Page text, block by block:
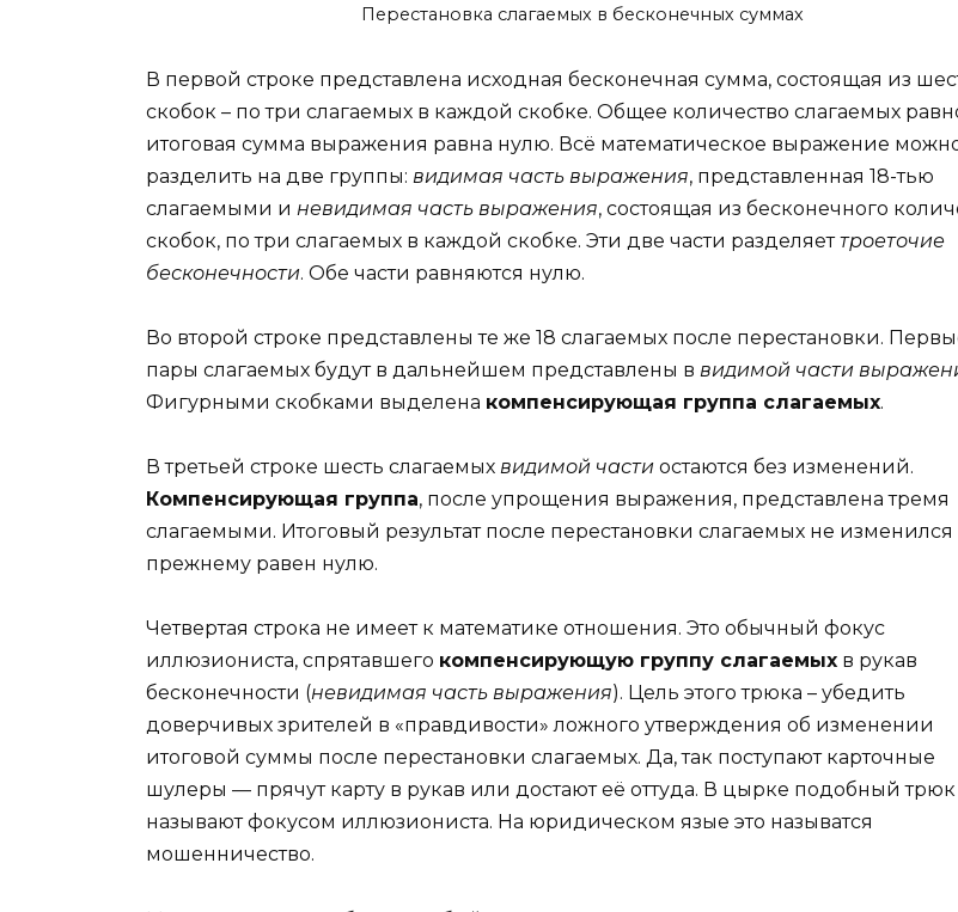
Перестановка слагаемых в бесконечных суммах
В первой строке представлена исходная бесконечная сумма, состоящая из
скобок – по три слагаемых в каждой скобке. Общее количество слагаемых
итоговая сумма выражения равна нулю. Всё математическое выражение
разделить на две группы: видимая часть выражения, представленная 18-тью
слагаемыми и невидимая часть выражения, состоящая из бесконечного
скобок, по три слагаемых в каждой скобке. Эти две части разделяеттроеточие
бесконечности. Обе части равняются нулю.
Во второй строке представлены те же 18 слагаемых после перестановки.
пары слагаемых будут в дальнейшем представлены в видимой части
Фигурными скобками выделена компенсирующая группа слагаемых.
В третьей строке шесть слагаемых видимой части остаются без изменений.
Компенсирующая группа, после упрощения выражения, представлена тремя
слагаемыми. Итоговый результат после перестановки слагаемых не
прежнему равен нулю.
Четвертая строка не имеет к математике отношения. Это обычный фокус
иллюзиониста, спрятавшего компенсирующую группу слагаемых в рукав
бесконечности (невидимая часть выражения). Цель этого трюка – убедить
доверчивых зрителей в «правдивости» ложного утверждения об изменении
итоговой суммы после перестановки слагаемых. Да, так поступают карточные
шулеры — прячут карту в рукав или достают её оттуда. В цырке подобный трюк
называют фокусом иллюзиониста. На юридическом язые это называтся
мошенничество.